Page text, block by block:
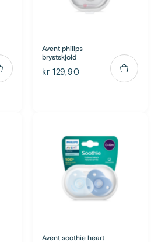
Avent philips
brystskjold
kr 129,90
Avent soothie heart